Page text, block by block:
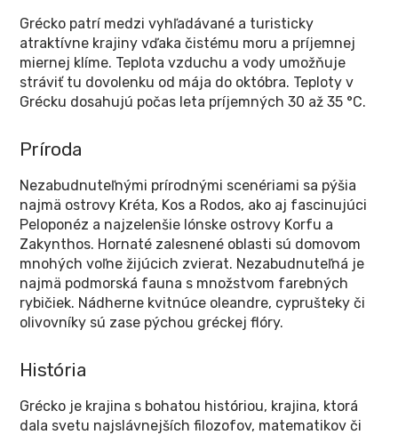
Grécko patrí medzi vyhľadávané a turisticky
atraktívne krajiny vďaka čistému moru a príjemnej
miernej klíme. Teplota vzduchu a vody umožňuje
stráviť tu dovolenku od mája do októbra. Teploty v
Grécku dosahujú počas leta príjemných 30 až 35 °C.
Príroda
Nezabudnuteľnými prírodnými scenériami sa pýšia
najmä ostrovy Kréta, Kos a Rodos, ako aj fascinujúci
Peloponéz a najzelenšie Iónske ostrovy Korfu a
Zakynthos. Hornaté zalesnené oblasti sú domovom
mnohých voľne žijúcich zvierat. Nezabudnuteľná je
najmä podmorská fauna s množstvom farebných
rybičiek. Nádherne kvitnúce oleandre, cyprušteky či
olivovníky sú zase pýchou gréckej flóry.
História
Grécko je krajina s bohatou históriou, krajina, ktorá
dala svetu najslávnejších filozofov, matematikov či